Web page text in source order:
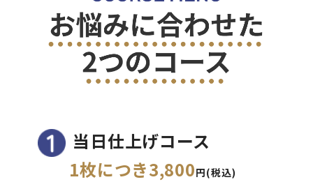
当日仕上げコース
1枚につき3,800円(税込)